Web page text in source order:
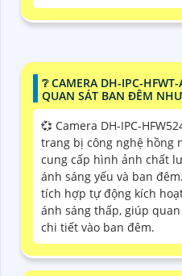
❔ CAMERA DH-IPC-
QUAN SÁT BAN ĐÊM
💞 Camera DH-IPC-
trang bị công nghệ hồng
cung cấp hình ảnh chất
ánh sáng yếu và ban
tích hợp tự động kích
ánh sáng thấp, giúp
chi tiết vào ban đêm.